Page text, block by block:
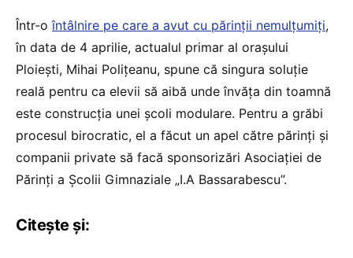
Într-oîntâlnire pe care a avut cu părinții nemulțumiți,
în data de 4 aprilie, actualul primar al orașului
Ploiești, Mihai Polițeanu, spune că singura soluție
reală pentru ca elevii să aibă unde învăța din toamnă
este construcția unei școli modulare. Pentru a grăbi
procesul birocratic, el a făcut un apel către părinți și
companii private să facă sponsorizări Asociației de
Părinți a Școlii Gimnaziale „I.A Bassarabescu”.
Citește și: